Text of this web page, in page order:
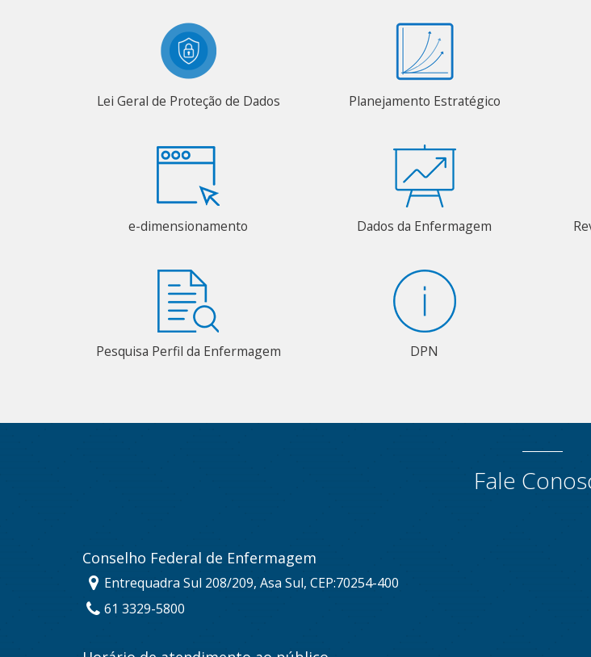
Lei Geral de Proteção de Dados Planejamento Estratégico
e-dimensionamento Dados da Enfermagem
Pesquisa Perfil da Enfermagem DPN
Fale
Conselho Federal de Enfermagem
Entrequadra Sul 208/209, Asa Sul, CEP:70254-400
61 3329-5800